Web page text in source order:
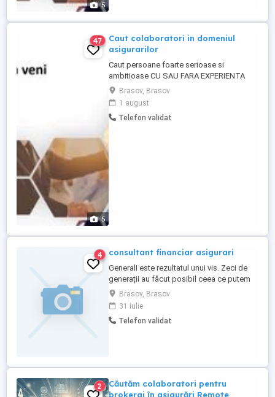
5
5
47
Caut colaboratori in domeniul
asigurarilor
Caut persoane foarte serioase si
ambitioase CU SAU FARA EXPERIENTA
pentru a lucra in domeniul asigurarilor in
cadrul companiei Destine Broker pentru
postul de Consultant Asigurari. Puteti afla
mai multe despre aceasta societate direct
Brasov, Brasov
1 august
Telefon validat
4 consultant financiar asigurari
Generali este rezultatul unui vis. Zeci de
generații au făcut posibil ceea ce putem
numi astăzi un brand internațional puternic
care protejează financiar milioane de
oameni și afaceri. Te invităm să descoperi
istoria unui vis care a prins aripi în 1831.
Brasov, Brasov
31 iulie
Telefon validat
2
Căutăm colaboratori pentru
brokeraj în asigurări Remote